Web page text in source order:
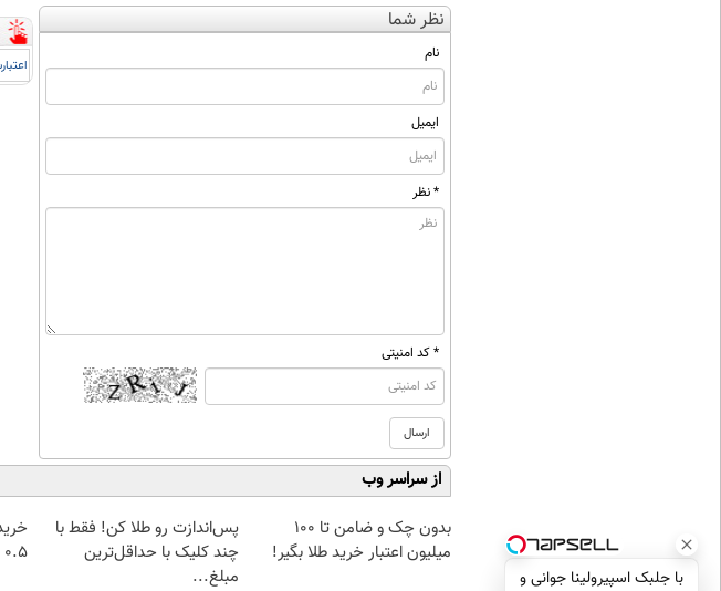
نظر شما
نام
ایمیل
* نظر
* کد امنیتی
از سراسر وب
بدون چک و ضامن تا 100
میلیون اعتبار خرید طلا بگیر!
پس‌اندازت رو طلا کن! فقط با
چند کلیک با حداقل‌ترین
مبلغ...
۰.۵ گرم تا ۱۰ گرم
با جلبک اسپیرولینا جوانی و